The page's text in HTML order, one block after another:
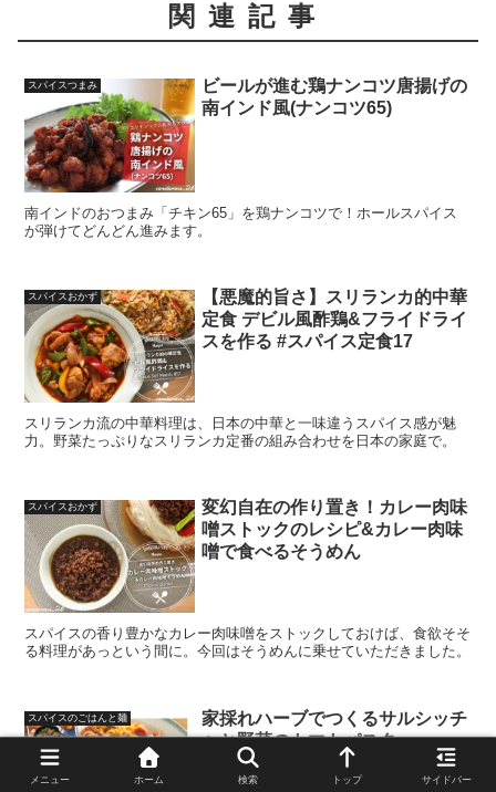
関連記事
スパイスつまみ
ビールが進む鶏ナンコツ唐揚げの
南インド風(ナンコツ65)
南インドのおつまみ「チキン65」を鶏ナンコツで！ホールスパイス
が弾けてどんどん進みます。
スパイスおかず
【悪魔的旨さ】スリランカ的中華
定食 デビル風酢鶏&フライドライ
スを作る #スパイス定食17
スリランカ流の中華料理は、日本の中華と一味違うスパイス感が魅
力。野菜たっぷりなスリランカ定番の組み合わせを日本の家庭で。
スパイスおかず
変幻自在の作り置き！カレー肉味
噌ストックのレシピ&カレー肉味
噌で食べるそうめん
スパイスの香り豊かなカレー肉味噌をストックしておけば、食欲そそ
る料理があっという間に。今回はそうめんに乗せていただきました。
スパイスのごはんと麺
家採れハーブでつくるサルシッチ
ャと野菜のトマトパスタ
メニュー ホーム 検索 トップ サイドバー